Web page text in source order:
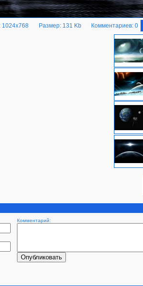
1024x768 Размер: 131 Kb Комментариев: 0
Комментарий: